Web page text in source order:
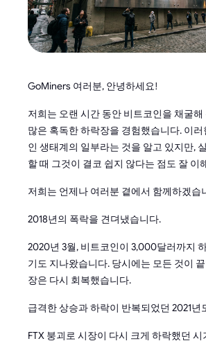
GoMiners 여러분, 안녕하세요!
저희는 오랜 시간 동안 비트코인을 채굴해
많은 혹독한 하락장을 경험했습니다. 이
인 생태계의 일부라는 것을 알고 있지만,
할 때 그것이 결코 쉽지 않다는 점도 잘 이
저희는 언제나 여러분 곁에서 함께하겠습
2018년의 폭락을 견뎌냈습니다.
2020년 3월, 비트코인이 3,000달러까지
기도 지나왔습니다. 당시에는 모든 것이
장은 다시 회복했습니다.
급격한 상승과 하락이 반복되었던 2021년
FTX 붕괴로 시장이 다시 크게 하락했던